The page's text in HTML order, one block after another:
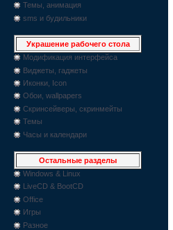
Темы, анимация
sms и будильники
Украшение рабочего стола
Модификация интерфейса
Виджеты, гаджеты
Иконки, Icon
Обои, wallpapers
Скринсейверы, скринмейты
Темы
Часы и календари
Остальные разделы
Windows & Linux
LiveCD & BootCD
Office
Игры
Разное